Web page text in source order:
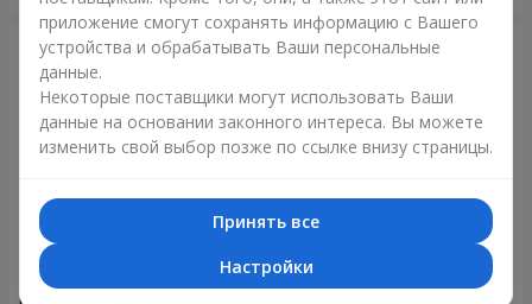
Композиция "Нежное
прикосновение"
Букет "Розовый вкус
приложение смогут сохранять информацию с Вашего
устройства и обрабатывать Ваши персональные
данные.
Некоторые поставщики могут использовать Ваши
данные на основании законного интереса. Вы можете
изменить свой выбор позже по ссылке внизу страницы.
Принять все
Настройки